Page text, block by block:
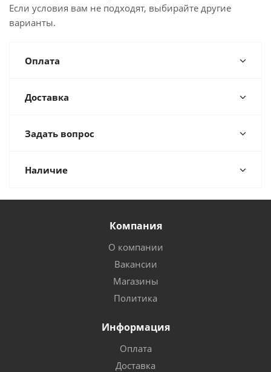
Если условия вам не подходят, выбирайте другие
варианты.
Оплата
Доставка
Задать вопрос
Наличие
Компания
О компании
Вакансии
Магазины
Политика
Информация
Оплата
Доставка